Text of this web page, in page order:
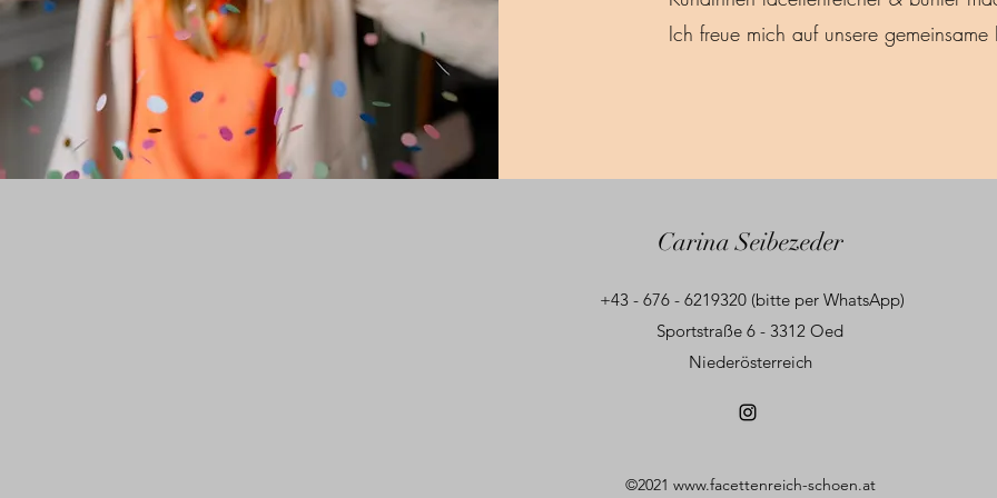
Ich freue mich auf unsere gemeinsame
Carina Seibezeder
+43 - 676 - 6219320 (bitte per WhatsApp)
Sportstraße 6 - 3312 Oed
Niederösterreich
©2021 www.facettenreich-schoen.at